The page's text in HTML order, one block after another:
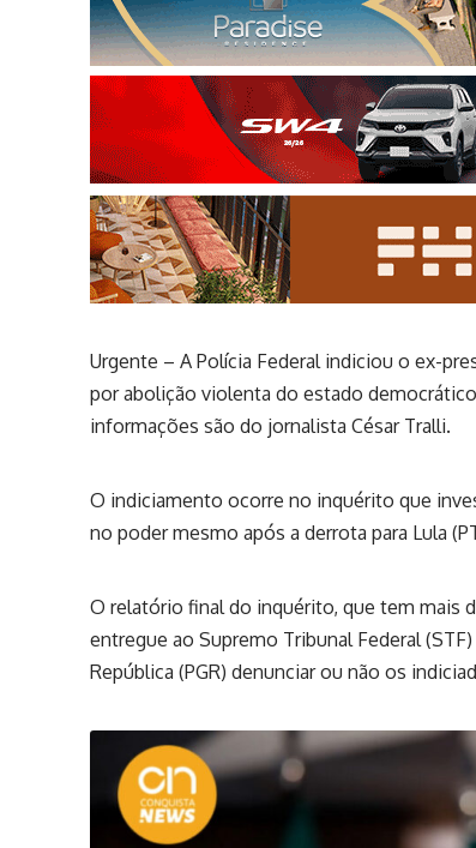
Urgente – A Polícia Federal indiciou o ex-
por abolição violenta do estado
informações são do jornalista César Tralli.
O indiciamento ocorre no inquérito que
no poder mesmo após a derrota para Lula
O relatório final do inquérito, que tem mais
entregue ao Supremo Tribunal Federal
República (PGR) denunciar ou não os